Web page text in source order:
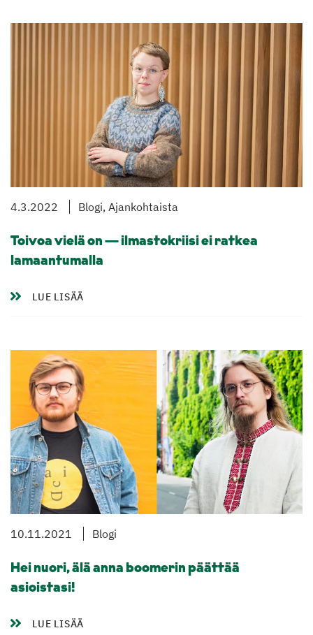
4.3.2022 Blogi, Ajankohtaista
Toivoa vielä on — ilmastokriisi ei ratkea
lamaantumalla
LUE LISÄÄ
10.11.2021 Blogi
Hei nuori, älä anna boomerin päättää
asioistasi!
LUE LISÄÄ